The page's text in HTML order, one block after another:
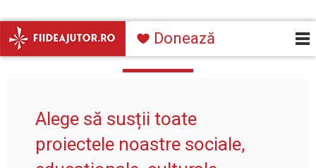
Navigare
principală
Donează
Donează
Alege să susții toate
proiectele noastre sociale,